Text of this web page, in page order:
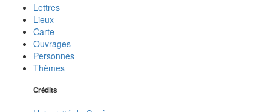
Lettres
Lieux
Carte
Ouvrages
Personnes
Thèmes
Crédits